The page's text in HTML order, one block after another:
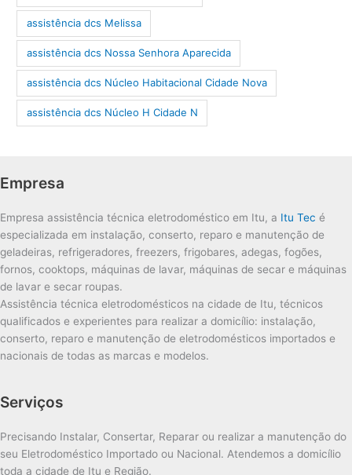
assistência dcs Melissa
assistência dcs Nossa Senhora Aparecida
assistência dcs Núcleo Habitacional Cidade Nova
assistência dcs Núcleo H Cidade N
Empresa
Empresa assistência técnica eletrodoméstico em Itu, a Itu Tec é
especializada em instalação, conserto, reparo e manutenção de
geladeiras, refrigeradores, freezers, frigobares, adegas, fogões,
fornos, cooktops, máquinas de lavar, máquinas de secar e máquinas
de lavar e secar roupas.
Assistência técnica eletrodomésticos na cidade de Itu, técnicos
qualificados e experientes para realizar a domicílio: instalação,
conserto, reparo e manutenção de eletrodomésticos importados e
nacionais de todas as marcas e modelos.
Serviços
Precisando Instalar, Consertar, Reparar ou realizar a manutenção do
seu Eletrodoméstico Importado ou Nacional. Atendemos a domicílio
toda a cidade de Itu e Região.